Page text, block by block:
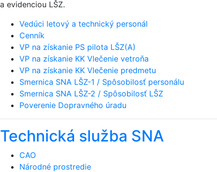
a evidenciou LŠZ.
Vedúci letový a technický personál
Cenník
VP na získanie PS pilota LŠZ(A)
VP na získanie KK Vlečenie vetroňa
VP na získanie KK Vlečenie predmetu
Smernica SNA LŠZ-1 / Spôsobilosť personálu
Smernica SNA LŠZ-2 / Spôsobilosť LŠZ
Poverenie Dopravného úradu
Technická služba SNA
CAO
Národné prostredie